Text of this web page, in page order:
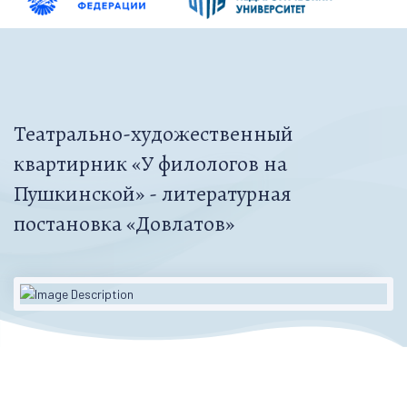
Театрально-художественный
квартирник «У филологов на
Пушкинской» - литературная
постановка «Довлатов»